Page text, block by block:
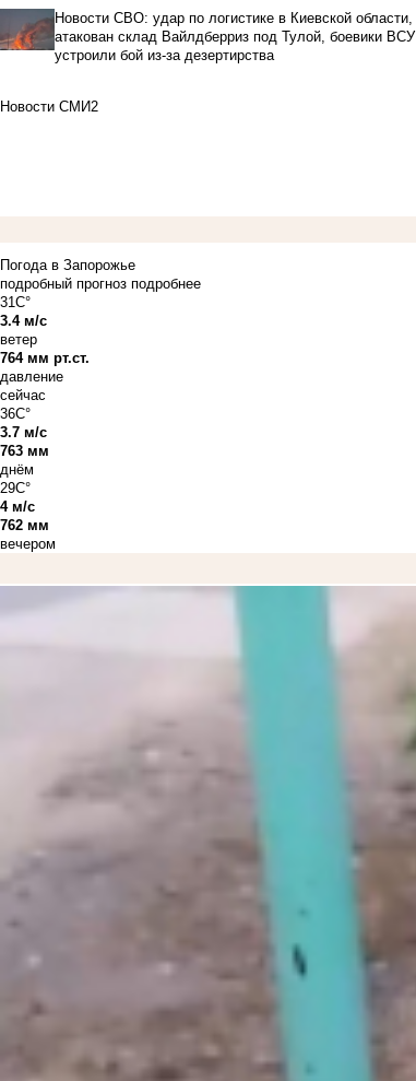
Новости СВО: удар по логистике в Киевской области,
атакован склад Вайлдберриз под Тулой, боевики ВСУ
устроили бой из-за дезертирства
Новости СМИ2
Погода в Запорожье
подробный прогноз подробнее
31C°
3.4 м/с
ветер
764 мм рт.ст.
давление
сейчас
36C°
3.7 м/с
763 мм
днём
29C°
4 м/с
762 мм
вечером